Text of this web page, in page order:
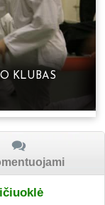
KLUBAS